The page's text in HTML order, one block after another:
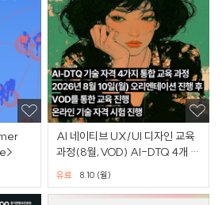
AI 네이티브 UX/UI 디자인 교육
과정(8월,VOD) AI-DTQ 4개 자
격증 동시취득
8.10 (월)
유료